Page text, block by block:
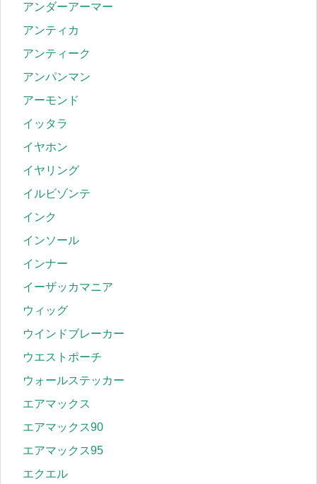
アンダーアーマー
アンティカ
アンティーク
アンパンマン
アーモンド
イッタラ
イヤホン
イヤリング
イルビゾンテ
インク
インソール
インナー
イーザッカマニア
ウィッグ
ウインドブレーカー
ウエストポーチ
ウォールステッカー
エアマックス
エアマックス90
エアマックス95
エクエル